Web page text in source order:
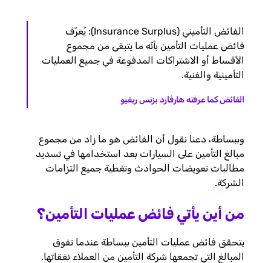
الفائض التأميني (Insurance Surplus): يُعرّف
فائض عمليات التأمين بأنّه ما يتبقى من مجموع
الأقساط أو الاشتراكات المدفوعة في جميع العمليات
التأمينية والفنية.
الفائض كما عرفته هارفارد بزنس ريفيو
وببساطة، دعنا نقول أن الفائض هو ما زاد من مجموع
مبالغ التأمين على السيارات بعد استخدامها في تسديد
مطالبات تعويضات الحوادث وتغطية جميع التزامات
الشركة.
من أين يأتي فائض عمليات التأمين؟
يتحقق فائض عمليات التأمين ببساطة عندما تفوق
المبالغ التي تجمعها شركة التأمين من العملاء نفقاتها.